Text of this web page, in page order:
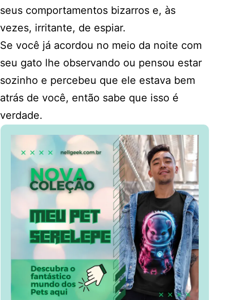
seus comportamentos bizarros e, às
vezes, irritante, de espiar.
Se você já acordou no meio da noite com
seu gato lhe observando ou pensou estar
sozinho e percebeu que ele estava bem
atrás de você, então sabe que isso é
verdade.